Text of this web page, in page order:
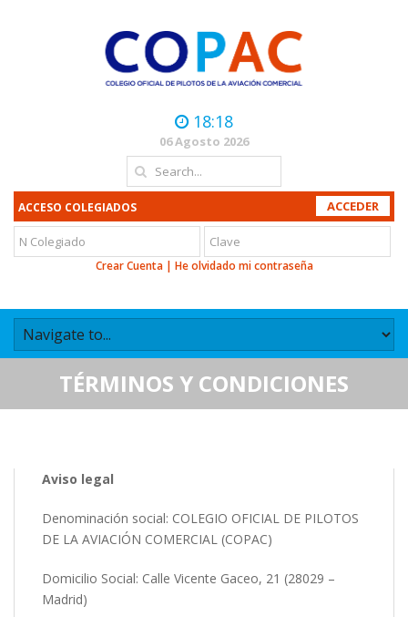
18:18
06 Agosto 2026
ACCESO COLEGIADOS
Crear Cuenta| He olvidado mi contraseña
TÉRMINOS Y CONDICIONES
Aviso legal
Denominación social: COLEGIO OFICIAL DE PILOTOS
DE LA AVIACIÓN COMERCIAL (COPAC)
Domicilio Social: Calle Vicente Gaceo, 21 (28029 –
Madrid)